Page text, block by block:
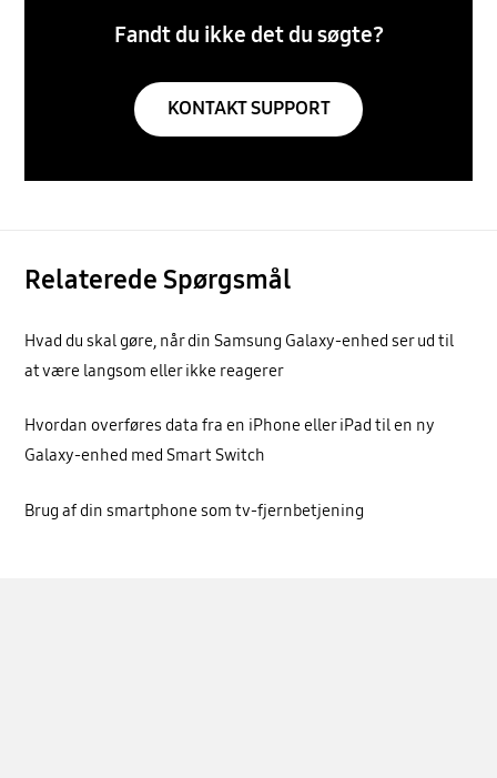
Fandt du ikke det du søgte?
KONTAKT SUPPORT
Relaterede Spørgsmål
Hvad du skal gøre, når din Samsung Galaxy-enhed ser ud til
at være langsom eller ikke reagerer
Hvordan overføres data fra en iPhone eller iPad til en ny
Galaxy-enhed med Smart Switch
Brug af din smartphone som tv-fjernbetjening